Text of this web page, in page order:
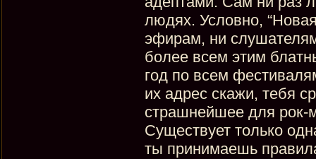
людях. Условно,
эфирам, ни слушателям
более всем этим
год по всем
их адрес скажи, тебя
страшнейшее для рок-
Существует только
ты принимаешь